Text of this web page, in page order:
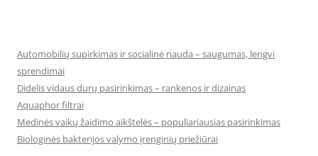
Automobilių supirkimas ir socialinė nauda – saugumas, lengvi
sprendimai
Didelis vidaus durų pasirinkimas – rankenos ir dizainas
Aquaphor filtrai
Medinės vaikų žaidimo aikštelės – populiariausias pasirinkimas
Biologinės bakterijos valymo įrenginių priežiūrai